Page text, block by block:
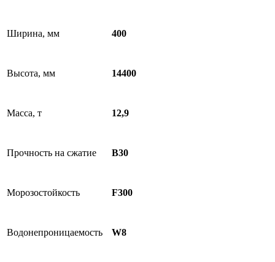
Ширина, мм 400
Высота, мм 14400
Масса, т 12,9
Прочность на сжатие B30
Морозостойкость F300
Водонепроницаемость W8